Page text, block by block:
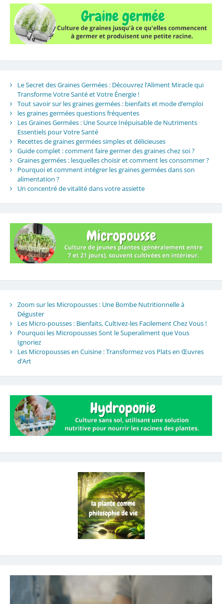
Le Secret des Graines Germées : Découvrez l’Aliment Miracle qui
Transforme Votre Santé et Votre Énergie !
Tout savoir sur les graines germées : bienfaits et mode d’emploi
les graines germées questions fréquentes
Les Graines Germées : Une Source Inépuisable de Nutriments
Essentiels pour Votre Santé
Recettes de graines germées simples et délicieuses
Guide complet : comment faire germer des graines chez soi ?
Graines germées : lesquelles choisir et comment les consommer ?
Pourquoi et comment intégrer les graines germées dans son
alimentation ?
Un concentré de vitalité dans votre assiette
Zoom sur les Micropousses : Une Bombe Nutritionnelle à
Déguster
Les Micro-pousses : Bienfaits, Cultivez-les Facilement Chez Vous !
Pourquoi les Micropousses Sont le Superaliment que Vous
Ignoriez
Les Micropousses en Cuisine : Transformez vos Plats en Œuvres
d’Art